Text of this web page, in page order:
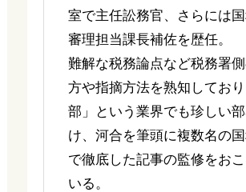
室で主任訟務官、さらには
審理担当課長補佐を歴任。
難解な税務論点など税務署側
方や指摘方法を熟知してお
部」という業界でも珍しい
け、河合を筆頭に複数名の
で徹底した記事の監修をお
いる。